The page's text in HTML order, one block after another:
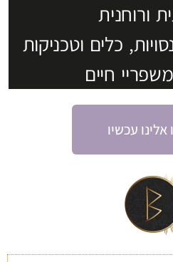
ורוחנית
כלים וטכניקות
חיים
עכשיו